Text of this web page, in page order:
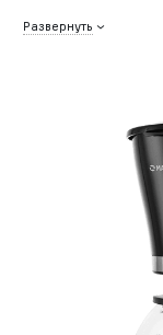
Развернуть